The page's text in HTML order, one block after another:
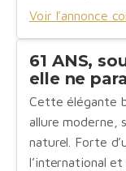
Voir l'annonce
61 ANS,
elle ne
Cette élégante
allure moderne,
naturel. Forte
l’international et